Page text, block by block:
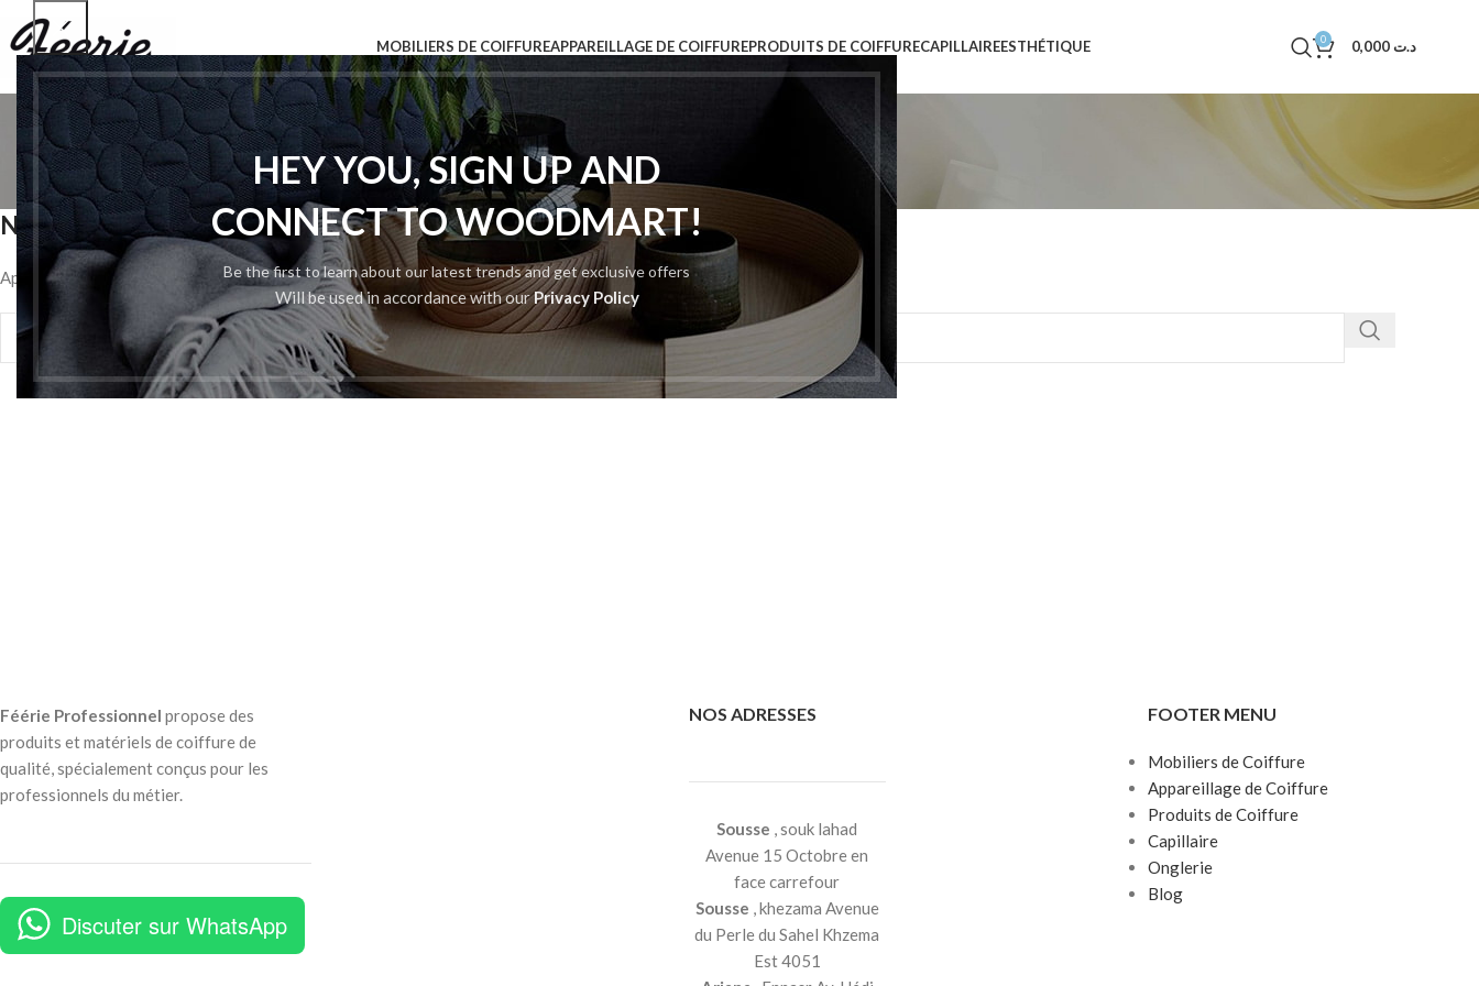
HEY YOU, SIGN UP AND
CONNECT TO WOODMART!
Be the first to learn about our latest trends and get exclusive offers
Will be used in accordance with ourPrivacy Policy
MOBILIERS DE COIFFUREAPPAREILLAGE DE COIFFUREPRODUITS DE COIFFURECAPILLAIREESTHÉTIQUE 0 د.ت0,000
Non classé
Home Archive by Category "Non classé"
Nothing Found
Apologies, but no results were found. Perhaps searching will help find a related post.
Féérie Professionnel propose des
produits et matériels de coiffure de
qualité, spécialement conçus pour les
professionnels du métier.
Discuter sur WhatsApp
NOS ADRESSES
Sousse , souk lahad
Avenue 15 Octobre en
face carrefour
Sousse , khezama Avenue
du Perle du Sahel Khzema
Est 4051
FOOTER MENU
Mobiliers de Coiffure
Appareillage de Coiffure
Produits de Coiffure
Capillaire
Onglerie
Blog